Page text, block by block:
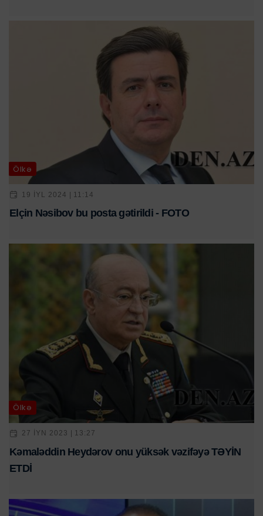
Ölkə
19 IYL 2024 | 11:14
Elçin Nəsibov bu posta gətirildi - FOTO
Ölkə
27 IYN 2023 | 13:27
Kəmaləddin Heydərov onu yüksək vəzifəyə TƏYİN
ETDİ